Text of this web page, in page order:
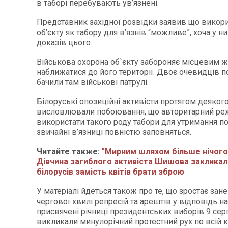
в таборі перебувають ув’язнені.
Представник західної розвідки заявив що
об’єкту як табору для в’язнів “можливе”, хоча у
доказів цього.
Військова охорона об`єкту забороняє місцевим
наближатися до його території. Двоє очевидців
бачили там військові патрулі.
Білоруські опозиційні активісти протягом
висловлювали побоювання, що авторитарний
використати такого роду табори для утримання
звичайні в’язниці повністю заповняться.
Читайте также: "Мирним шляхом більше
Дівчина загиблого активіста Шишова
білорусів замість квітів брати зброю
У матеріалі йдеться також про те, що зростає
чергової хвилі репресій та арештів у відповідь
присвячені річниці президентських виборів 9
викликали минулорічний протестний рух по всій